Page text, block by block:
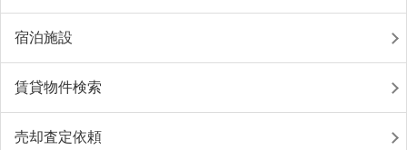
宿泊施設
賃貸物件検索
売却査定依頼